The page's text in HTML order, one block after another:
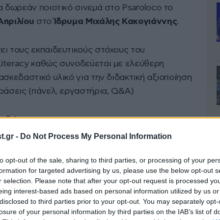
- Do Not Process My Personal Information
opt-out of the sale, sharing to third parties, or processing of your
for targeted advertising by us, please use the below opt-out
selection. Please note that after your opt-out request is processed
interest-based ads based on personal information utilized by us
to third parties prior to your opt-out. You may separately
of your personal information by third parties on the IAB’s list of
δωρεάν ποιοτικό σινεμά στο Psaroloco το
στοΊδρυμα Μιχάλης Κακογιάννης.
τους εκπαιδευτικούς στόχους του
καθώς συνοδεύεται με ελεύθερη
υλικό για την διδακτική αξιοποίηση
(πάνελ, εργαστήρια, Q&A)
εδώ:
Αθήνα με
– Κινηματογράφος Ίρις
οι σπουδαστικές ταινίες έχουν την τιμητική
της Αθήνας!